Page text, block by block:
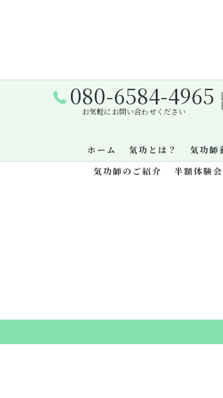
080-6584-4965
お気軽にお問い合わせください
ホーム 気功とは？ 気功師
気功師のご紹介
半額体験会